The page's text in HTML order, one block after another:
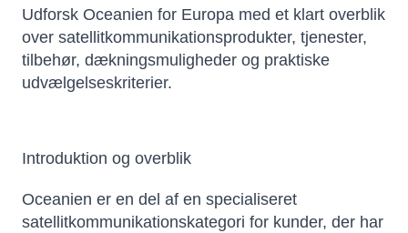
Udforsk Oceanien for Europa med et klart overblik
over satellitkommunikationsprodukter, tjenester,
tilbehør, dækningsmuligheder og praktiske
udvælgelseskriterier.
Introduktion og overblik
Oceanien er en del af en specialiseret
satellitkommunikationskategori for kunder, der har